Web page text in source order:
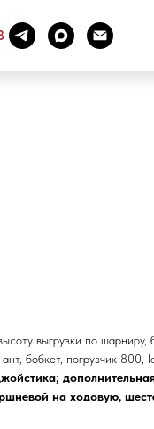
выгрузки по шарниру,
бобкет, погрузчик 800,
на ходовую,